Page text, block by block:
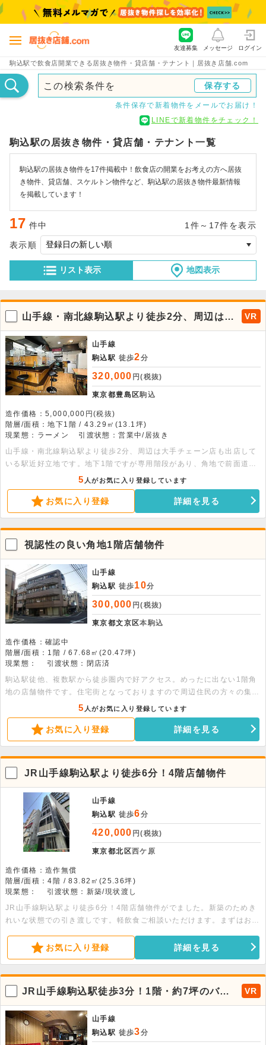
駒込駅で飲食店開業できる居抜き物件・貸店舗・テナント｜居抜き店舗.com
友達募集 メッセージ ログイン
この検索条件を 保存する
条件保存で新着物件をメールでお届け！
LINEで新着物件をチェック！
駒込駅の居抜き物件・貸店舗・テナント一覧
駒込駅の居抜き物件を17件掲載中！飲食店の開業をお考えの方へ居抜
き物件、貸店舗、スケルトン物件など、駒込駅の居抜き物件最新情報
を掲載しています！
17 件中 1件～17件を表示
リスト表示 地図表示
表示順
山手線・南北線駒込駅より徒歩2分、周辺は大
手チェーン店も出店している駅近好立地のラ
ーメン居抜き物件！
VR
山手線
駒込駅 徒歩2分
320,000 円(税抜)
東京都豊島区駒込
造作価格：5,000,000円(税抜)
階層/面積：地下1階 / 43.29㎡(13.1坪)
現業態：ラーメン
引渡状態：営業中/居抜き
山手線・南北線駒込駅より徒歩2分、周辺は大手チェーン店も出店して
いる駅近好立地です。地下1階ですが専用階段があり、角地で前面道路
からの視認性は良好です。ラーメン店の居抜きとなり、近しい業態であ
れば軽微な設備の入れ替えで出店が可能です。客席は現状カウンター7
席、テーブル4席のレイアウトとなっております。12年前に募集した際
は2週間程度で成約している物件の為、お早めにお問合せください。
5 人がお気に入り登録しています
お気に入り登録 詳細を見る
視認性の良い角地1階店舗物件
山手線
駒込駅 徒歩10分
300,000 円(税抜)
東京都文京区本駒込
造作価格：確認中
階層/面積：1階 / 67.68㎡(20.47坪)
現業態：
引渡状態：閉店済
駒込駅徒他、複数駅から徒歩圏内で好アクセス。めったに出ない1階角
地の店舗物件です。住宅街となっておりますので周辺住民の方々の集客
5 人がお気に入り登録しています
お気に入り登録 詳細を見る
JR山手線駒込駅より徒歩6分！4階店舗物件
山手線
駒込駅 徒歩6分
420,000 円(税抜)
東京都北区西ケ原
造作価格：造作無償
階層/面積：4階 / 83.82㎡(25.36坪)
現業態：
引渡状態：新築/現状渡し
JR山手線駒込駅より徒歩6分！4階店舗物件がでました。新築のためき
れいな状態での引き渡しです。軽飲食ご相談いただけます。まずはお問
お気に入り登録 詳細を見る
JR山手線駒込駅徒歩3分！1階・約7坪のバー
居抜き物件が出ました。
VR
山手線
駒込駅 徒歩3分